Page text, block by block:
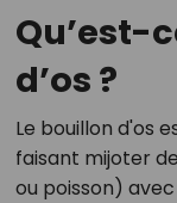
Qu’est-
d’os ?
Le bouillon d'os
faisant mijoter
ou poisson)